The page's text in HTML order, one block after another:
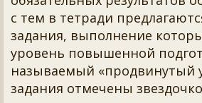
с тем в тетради
задания, выполнение
уровень повышенной
называемый «продвинутый
задания отмечены